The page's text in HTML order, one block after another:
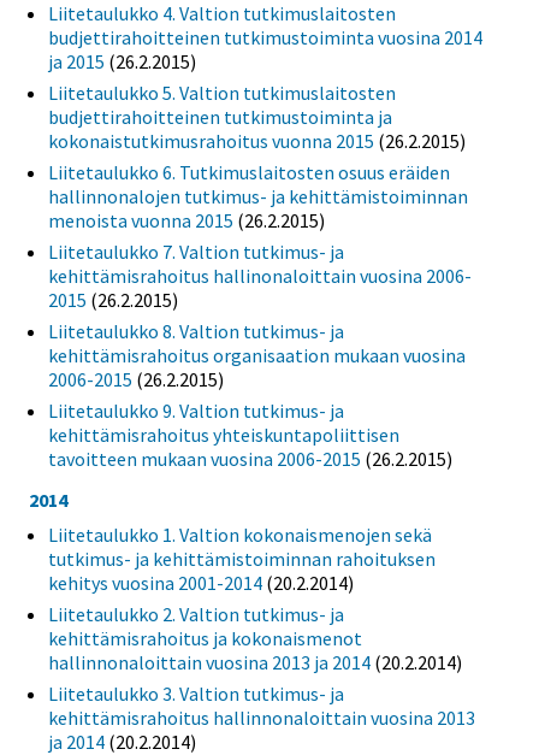
Liitetaulukko 4. Valtion tutkimuslaitosten
budjettirahoitteinen tutkimustoiminta vuosina 2014
ja 2015 (26.2.2015)
Liitetaulukko 5. Valtion tutkimuslaitosten
budjettirahoitteinen tutkimustoiminta ja
kokonaistutkimusrahoitus vuonna 2015 (26.2.2015)
Liitetaulukko 6. Tutkimuslaitosten osuus eräiden
hallinnonalojen tutkimus- ja kehittämistoiminnan
menoista vuonna 2015 (26.2.2015)
Liitetaulukko 7. Valtion tutkimus- ja
kehittämisrahoitus hallinonaloittain vuosina 2006-
2015 (26.2.2015)
Liitetaulukko 8. Valtion tutkimus- ja
kehittämisrahoitus organisaation mukaan vuosina
2006-2015 (26.2.2015)
Liitetaulukko 9. Valtion tutkimus- ja
kehittämisrahoitus yhteiskuntapoliittisen
tavoitteen mukaan vuosina 2006-2015 (26.2.2015)
2014
Liitetaulukko 1. Valtion kokonaismenojen sekä
tutkimus- ja kehittämistoiminnan rahoituksen
kehitys vuosina 2001-2014 (20.2.2014)
Liitetaulukko 2. Valtion tutkimus- ja
kehittämisrahoitus ja kokonaismenot
hallinnonaloittain vuosina 2013 ja 2014 (20.2.2014)
Liitetaulukko 3. Valtion tutkimus- ja
kehittämisrahoitus hallinnonaloittain vuosina 2013
ja 2014 (20.2.2014)